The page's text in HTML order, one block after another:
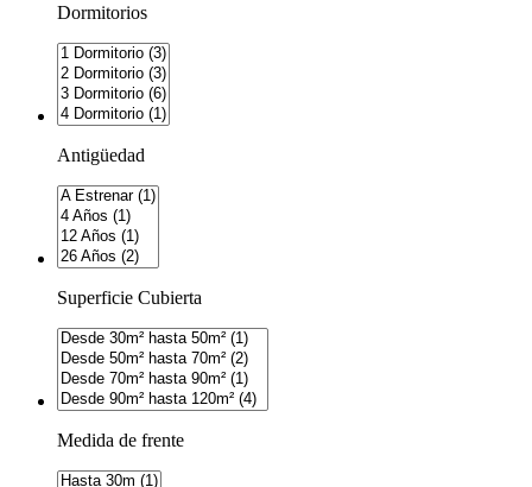
Dormitorios
Antigüedad
Superficie Cubierta
Medida de frente